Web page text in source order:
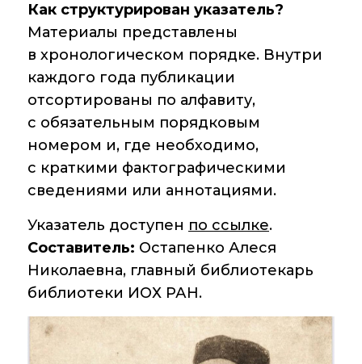
Научный Совет РАН
по органической
химии
Искусственный
в химии
Аддитивные
технологии
Электронная
Награды
сотрудников ИОХ
РАН
Мероприятия
Конференции
Как структурирован указатель?
Материалы представлены
в хронологическом порядке. Внутри
каждого года публикации
отсортированы по алфавиту,
с обязательным порядковым
номером и, где необходимо,
с краткими фактографическими
сведениями или аннотациями.
Указатель доступен по ссылке.
Составитель: Остапенко Алеся
Николаевна, главный библиотекарь
библиотеки ИОХ РАН.